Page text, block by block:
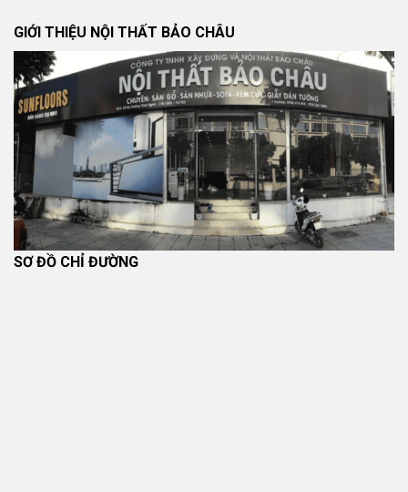
GIỚI THIỆU NỘI THẤT BẢO CHÂU
SƠ ĐỒ CHỈ ĐƯỜNG